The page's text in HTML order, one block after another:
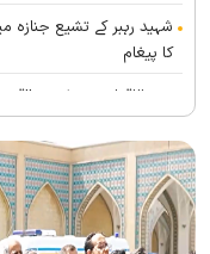
شہید رہبر کے تشیع
کا پیغام
بین الاقوامی سطح پر
انعقاد
’’قائد الامۃ‘‘ کے عنوان سے
رہبرشہید کے سوگواروں
پذیرائي کا وسیع انتظام